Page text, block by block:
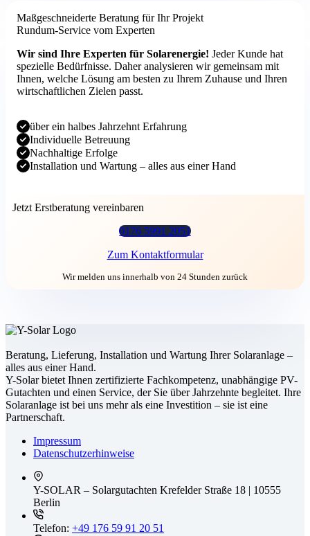
Maßgeschneiderte Beratung für Ihr Projekt
Rundum-Service vom Experten
Wir sind Ihre Experten für Solarenergie! Jeder Kunde hat
spezielle Bedürfnisse. Daher analysieren wir gemeinsam mit
Ihnen, welche Lösung am besten zu Ihrem Zuhause und Ihren
wirtschaftlichen Zielen passt.
über ein halbes Jahrzehnt Erfahrung
Individuelle Betreuung
Nachhaltige Erfolge
Installation und Wartung – alles aus einer Hand
Jetzt Erstberatung vereinbaren
0176 5991 2051
Zum Kontaktformular
Wir melden uns innerhalb von 24 Stunden zurück
Beratung, Lieferung, Installation und Wartung Ihrer Solaranlage –
alles aus einer Hand.
Y-Solar bietet Ihnen zertifizierte Fachkompetenz, unabhängige PV-
Gutachten und einen Service, der Sie über Jahrzehnte begleitet. Ihre
Solaranlage ist bei uns mehr als eine Investition – sie ist eine
Partnerschaft.
Impressum
Datenschutz­erhinweise
Y-SOLAR – Solargutachten Krefelder Straße 18 | 10555
Berlin
Telefon: +49 176 59 91 20 51